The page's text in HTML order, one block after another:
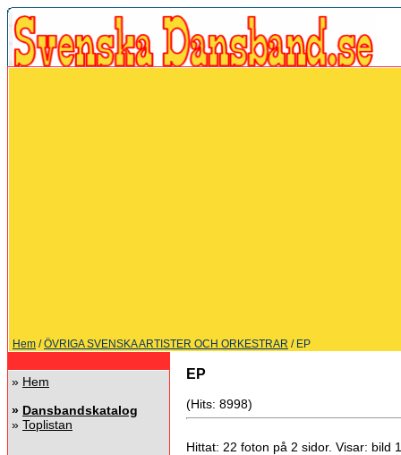
Hem /ÖVRIGA SVENSKA ARTISTER OCH ORKESTRAR / EP
» Hem
» Dansbandskatalog
» Toplistan
EP
(Hits: 8998)
Hittat: 22 foton på 2 sidor. Visar: bild